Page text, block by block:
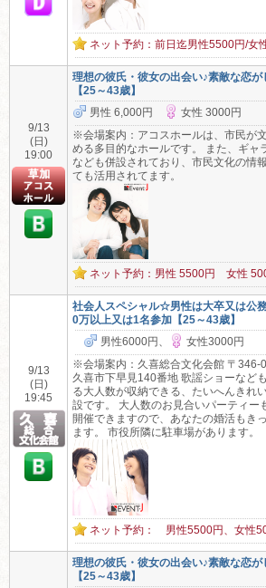
ネット予約：前日迄男性5500円/女
9/13
(日)
19:00
理想の彼氏・彼女の出会い♪素敵な恋が
【25～43歳】
男性 6,000円
女性 3000円
※会場案内：アコスホールは、市民が
める多目的なホールです。 また、ギャ
なども併設されており、市民文化の情
ても活用されてます。
ネット予約：男性 5500円 女性
9/13
(日)
19:45
社会人スペシャル☆男性は大卒又は公
0万以上又は1名参加【25～43歳】
男性6000円、
女性3000円
※会場案内：久喜総合文化会館 〒
久喜市下早見140番地 歌謡ショーなど
る大人数が収納できる、たいへんきれ
設です。 大人数のお見合いパーティー
開催できますので、あなたの婚活もき
ます。 市役所隣に駐車場があります。
ネット予約： 男性5500円、女性
理想の彼氏・彼女の出会い♪素敵な恋が
【25～43歳】